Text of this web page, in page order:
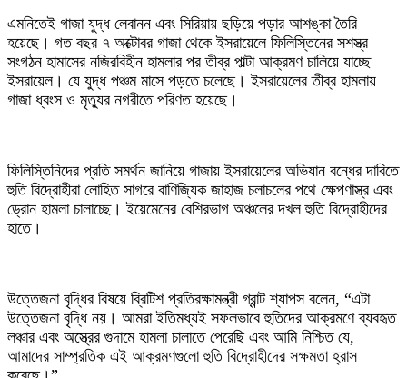
এমনিতেই গাজা যুদ্ধ লেবানন এবং সিরিয়ায় ছড়িয়ে পড়ার আশঙ্কা তৈরি
হয়েছে। গত বছর ৭ অক্টোবর গাজা থেকে ইসরায়েলে ফিলিস্তিনের সশস্ত্র
সংগঠন হামাসের নজিরবিহীন হামলার পর তীব্র পাল্টা আক্রমণ চালিয়ে যাচ্ছে
ইসরায়েল। যে যুদ্ধ পঞ্চম মাসে পড়তে চলেছে। ইসরায়েলের তীব্র হামলায়
গাজা ধ্বংস ও মৃত্যুর নগরীতে পরিণত হয়েছে।
ফিলিস্তিনিদের প্রতি সমর্থন জানিয়ে গাজায় ইসরায়েলের অভিযান বন্ধের দাবিতে
হুতি বিদ্রোহীরা লোহিত সাগরে বাণিজ্যিক জাহাজ চলাচলের পথে ক্ষেপণাস্ত্র এবং
ড্রোন হামলা চালাচ্ছে। ইয়েমেনের বেশিরভাগ অঞ্চলের দখল হুতি বিদ্রোহীদের
হাতে।
উত্তেজনা বৃদ্ধির বিষয়ে ব্রিটিশ প্রতিরক্ষামন্ত্রী গ্রান্ট শ্যাপস বলেন, “এটা
উত্তেজনা বৃদ্ধি নয়। আমরা ইতিমধ্যই সফলভাবে হুতিদের আক্রমণে ব্যবহৃত
লঞ্চার এবং অস্ত্রের গুদামে হামলা চালাতে পেরেছি এবং আমি নিশ্চিত যে,
আমাদের সাম্প্রতিক এই আক্রমণগুলো হুতি বিদ্রোহীদের সক্ষমতা হ্রাস